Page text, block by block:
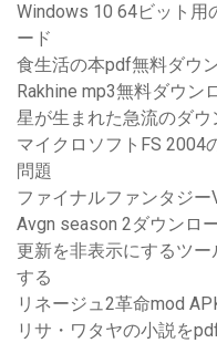
Windows 10 64ビット用
ード
食生活の本pdf無料ダウ
Rakhine mp3無料ダウン
星が生まれた急流のダ
マイクロソフトFS 2004
問題
ファイナルファンタジ
Avgn season 2ダウンロ
更新を非表示にするツ
する
リネージュ2革命mod
リサ・ワタヤの小説を